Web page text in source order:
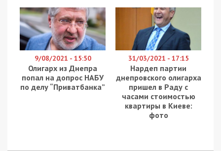
количестве оружия нельзя разглашать в
условиях проведения антитеррористической
операции, так как это расширяет представление
противника о том, как вооружены украинские
Силы спецопераций. Кроме того, оружие это не
военное, а охотничье, и при передаче, по старой
традиции некоторых украинских военных, две
винтовки украли. Эти факты возмутили нардепа-
правозащитника и тот инициировал
расследование Службы безопасности Украины.